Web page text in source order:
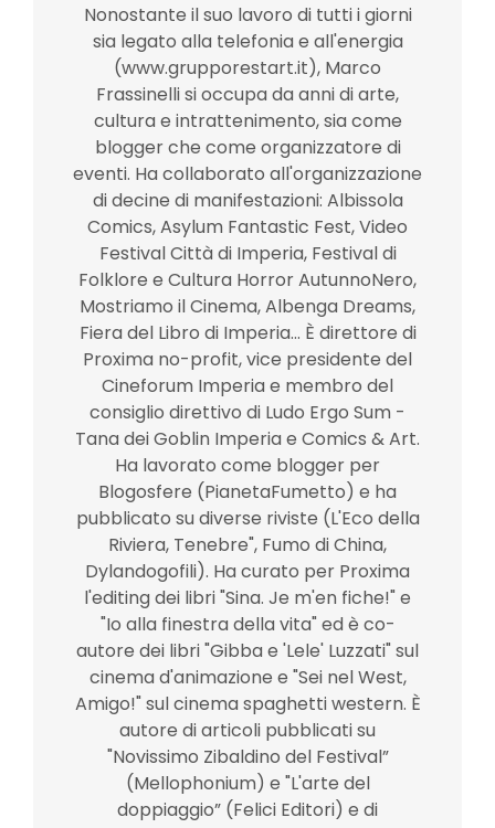
Nonostante il suo lavoro di tutti i giorni
sia legato alla telefonia e all'energia
(www.grupporestart.it), Marco
Frassinelli si occupa da anni di arte,
cultura e intrattenimento, sia come
blogger che come organizzatore di
eventi. Ha collaborato all'organizzazione
di decine di manifestazioni: Albissola
Comics, Asylum Fantastic Fest, Video
Festival Città di Imperia, Festival di
Folklore e Cultura Horror AutunnoNero,
Mostriamo il Cinema, Albenga Dreams,
Fiera del Libro di Imperia... È direttore di
Proxima no-profit, vice presidente del
Cineforum Imperia e membro del
consiglio direttivo di Ludo Ergo Sum -
Tana dei Goblin Imperia e Comics & Art.
Ha lavorato come blogger per
Blogosfere (PianetaFumetto) e ha
pubblicato su diverse riviste (L'Eco della
Riviera, Tenebre", Fumo di China,
Dylandogofili). Ha curato per Proxima
l'editing dei libri "Sina. Je m'en fiche!" e
"Io alla finestra della vita" ed è co-
autore dei libri "Gibba e 'Lele' Luzzati" sul
cinema d'animazione e "Sei nel West,
Amigo!" sul cinema spaghetti western. È
autore di articoli pubblicati su
"Novissimo Zibaldino del Festival”
(Mellophonium) e "L'arte del
doppiaggio” (Felici Editori) e di